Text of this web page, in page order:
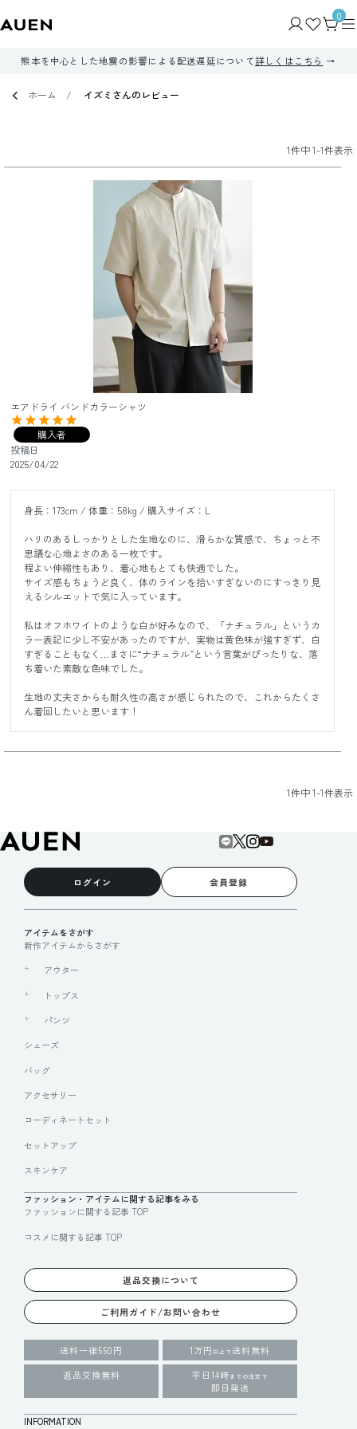
0
熊本を中心とした地震の影響による配送遅延について詳しくはこちら
ホーム イズミさんのレビュー
1件中1-1件表示
エアドライ バンドカラーシャツ
購入者
投稿日
2025/04/22
身長：173cm / 体重：58kg / 購入サイズ：L
ハリのあるしっかりとした生地なのに、滑らかな質感で、ちょっと不
思議な心地よさのある一枚です。
程よい伸縮性もあり、着心地もとても快適でした。
サイズ感もちょうど良く、体のラインを拾いすぎないのにすっきり見
えるシルエットで気に入っています。
私はオフホワイトのような白が好みなので、「ナチュラル」というカ
ラー表記に少し不安があったのですが、実物は黄色味が強すぎず、白
すぎることもなく…まさに“ナチュラル”という言葉がぴったりな、落
ち着いた素敵な色味でした。
生地の丈夫さからも耐久性の高さが感じられたので、これからたくさ
ん着回したいと思います！
1件中1-1件表示
ログイン 会員登録
アイテムをさがす
新作アイテムからさがす
アウター
トップス
パンツ
シューズ
バッグ
アクセサリー
コーディネートセット
セットアップ
スキンケア
ファッション・アイテムに関する記事をみる
ファッションに関する記事 TOP
コスメに関する記事 TOP
返品交換について
ご利用ガイド/お問い合わせ
送料一律550円 1万円 以上で送料無料
返品交換無料
平日14時 までの注文で
即日発送
INFORMATION